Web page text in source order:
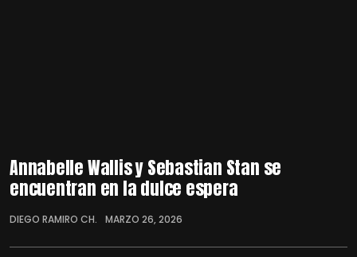
Annabelle Wallis y Sebastian Stan se
encuentran en la dulce espera
DIEGO RAMIRO CH. MARZO 26, 2026